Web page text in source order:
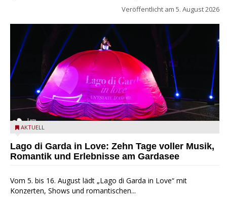
Veröffentlicht am 5. August 2026
Lago di Garda in Love
AKTUELL
Lago di Garda in Love: Zehn Tage voller Musik,
Romantik und Erlebnisse am Gardasee
Vom 5. bis 16. August lädt „Lago di Garda in Love“ mit
Konzerten, Shows und romantischen...